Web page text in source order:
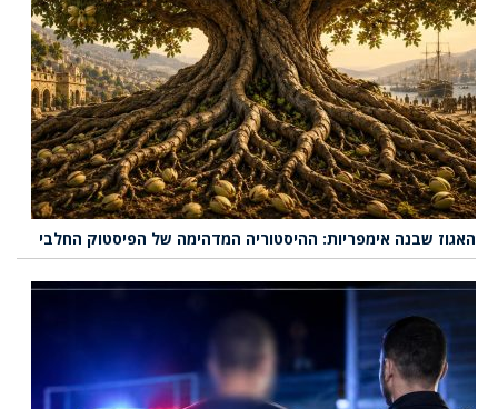
האגוז שבנה אימפריות: ההיסטוריה המדהימה של הפיסטוק החלבי